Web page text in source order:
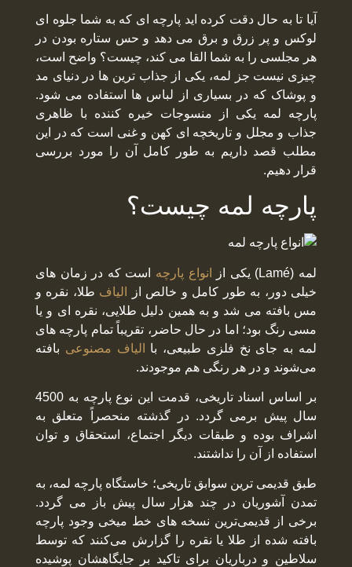
آیا تا به حال دقت کرده اید پارچه ای که به شما جلوه ای
لوکس و پر زرق و برق می دهد و حس ستاره بودن در
هر مجلسی را به شما القا می کند، چیست؟ واضح است،
چیزی نیست جز لمه، یکی از جذاب ترین ها در دنیای مد
و پوشاک که در بسیاری از لباس ها استفاده می شود.
پارچه لمه یکی از منسوجات خیره کننده با ظاهری
جذاب و مجلل و تاریخچه ای کهن و غنی است که در این
مطلب قصد داریم به طور کامل آن را مورد بررسی
قرار دهیم.
پارچه لمه چیست؟
لمه (Lamé) یکی از انواع پارچه است که در زمان های
خیلی دور، به طور کامل و خالص از
الیاف طلا، نقره و
مس بافته می شد و به همین دلیل طلایی، نقره ای و یا
مسی رنگ بود؛ اما در حال حاضر، تقریباً تمام پارچه های
لمه‌ به جای نخ فلزی طبیعی، با
الیاف مصنوعی بافته
می‌شوند و در هر رنگی هم موجودند.
بر اساس اسناد تاریخی، قدمت این نوع پارچه به 4500
سال پیش برمی گردد. در گذشته منحصراً متعلق به
اشراف بوده و طبقات دیگر اجتماع، استحقاق و توان
استفاده از آن را نداشتند.
طبق قدیمی ترین سوابق تاریخی؛ خاستگاه پارچه لمه، به
تمدن آشوریان در چند هزار سال پیش باز می گردد.
برخی از قدیمی‌ترین نسخه های خط میخی وجود پارچه
بافته شده از طلا یا نقره را گزارش می‌کنند که توسط
سلاطین و درباریان برای تاکید بر جایگاهشان پوشیده